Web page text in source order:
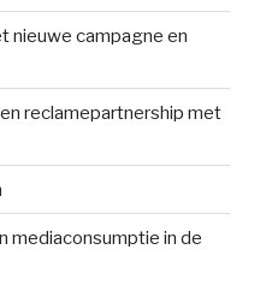
nieuwe campagne en
reclamepartnership met
mediaconsumptie in de